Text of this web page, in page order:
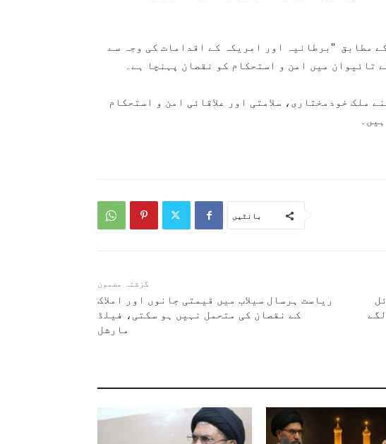
مطابق "برطانیہ اور امریکہ کے اقدامات کی وجہ سے
تائیوان میں امن و استحکام کو نقصان پہنچا ہے۔
ملک خودمختاری، سلامتی اور علاقائی امن و استحکام
بانٹیں
گزشتہ مضمون
ریاست ہرسال سیلاب میں قیمتی جانوں اور املاک
کے نقصان کی متحمل نہیں ہو سکتی، فیلڈ
مارشل